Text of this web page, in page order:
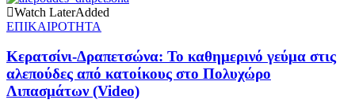
Watch LaterAdded
ΕΠΙΚΑΙΡΟΤΗΤΑ
Κερατσίνι-Δραπετσώνα: Το καθημερινό γεύμα στις
αλεπούδες από κατοίκους στο Πολυχώρο
Λιπασμάτων (Video)